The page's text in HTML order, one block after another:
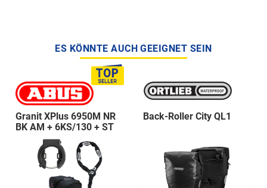
ES KÖNNTE AUCH GEEIGNET SEIN
Granit XPlus 6950M NR
BK AM + 6KS/130 + ST
Back-Roller City QL1